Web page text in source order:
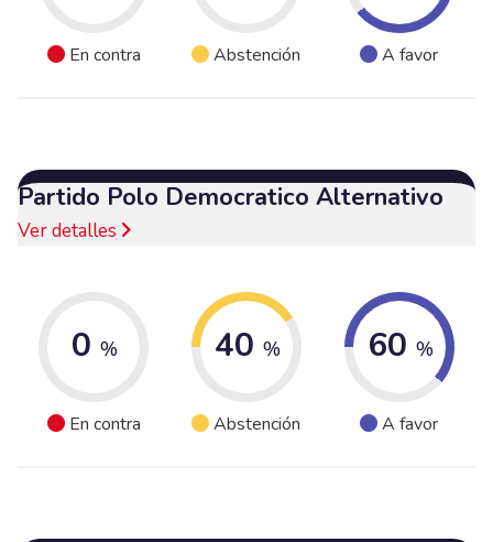
En contra Abstención A favor
Partido Polo Democratico Alternativo
Ver detalles
0 %
En contra
40 %
Abstención
60 %
A favor